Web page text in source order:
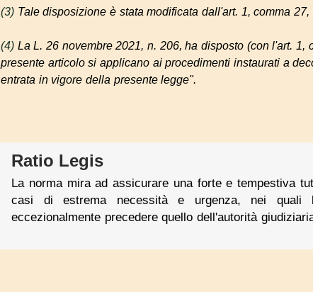
(3) Tale disposizione è stata modificata dall'art. 1, comma
(4) La L. 26 novembre 2021, n. 206, ha disposto (con l'art.
presente articolo si applicano ai procedimenti instaurati a
entrata in vigore della presente legge".
Ratio Legis
La norma mira ad assicurare una forte e tempestiva
casi di estrema necessità e urgenza, nei quali
eccezionalmente precedere quello dell'autorità